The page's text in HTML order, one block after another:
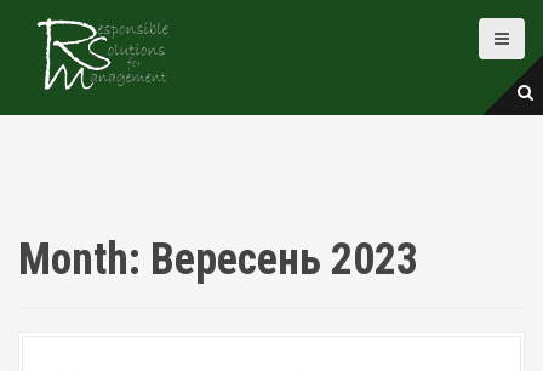
t
Month: Вересень 2023